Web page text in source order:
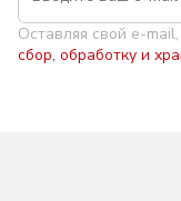
Оставляя свой e-
сбор, обработку и